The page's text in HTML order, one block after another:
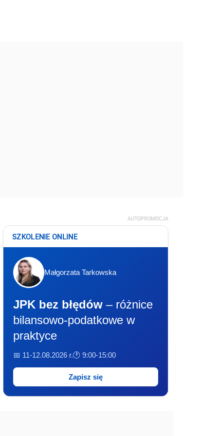
AUTOPROMOCJA
SZKOLENIE ONLINE
Małgorzata Tarkowska
JPK bez błędów – różnice
bilansowo-podatkowe w
praktyce
📅 11-12.08.2026 r.🕐 9:00-15:00
Zapisz się